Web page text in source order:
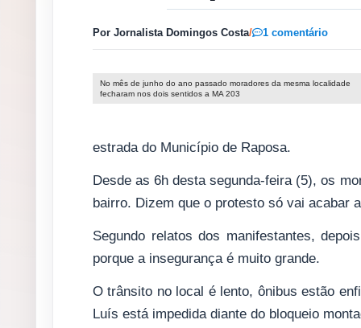
Por Jornalista Domingos Costa/ 1 comentário
No mês de junho do ano passado moradores da mesma localidade
fecharam nos dois sentidos a MA 203
estrada do Município de Raposa.
Desde as 6h desta segunda-feira (5), os
bairro. Dizem que o protesto só vai acabar
Segundo relatos dos manifestantes,
porque a insegurança é muito grande.
O trânsito no local é lento, ônibus estão
Luís está impedida diante do bloqueio